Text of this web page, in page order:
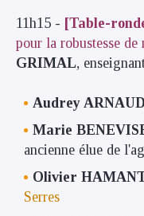
11h15 - [Table-
pour la robustesse de
GRIMAL,
Audrey ARNAUD
Marie
ancienne élue de
Olivier
Serres